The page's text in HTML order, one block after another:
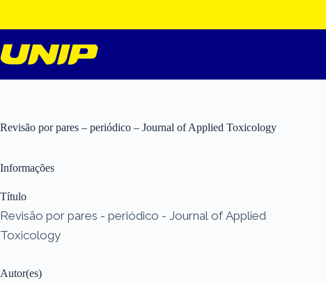
o
conteúdo
Revisão por pares – periódico – Journal of Applied Toxicology
Informações
Título
Revisão por pares - periódico - Journal of Applied
Toxicology
Autor(es)